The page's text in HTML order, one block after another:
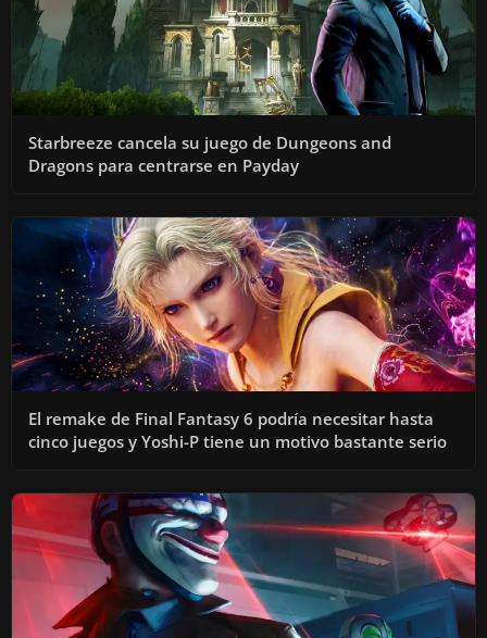
Starbreeze cancela su juego de Dungeons and
Dragons para centrarse en Payday
El remake de Final Fantasy 6 podría necesitar hasta
cinco juegos y Yoshi-P tiene un motivo bastante serio